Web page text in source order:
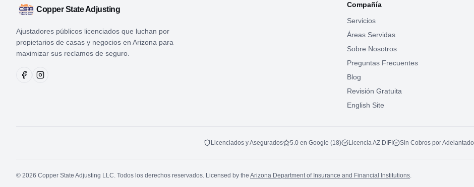
Copper State Adjusting
Ajustadores públicos licenciados que luchan por
propietarios de casas y negocios en Arizona para
maximizar sus reclamos de seguro.
Compañía
Servicios
Áreas Servidas
Sobre Nosotros
Preguntas Frecuentes
Blog
Revisión Gratuita
English Site
Licenciados y Asegurados 5.0 en Google (18) Licencia AZ DIFI Sin Cobros por Adelantado
© 2026 Copper State Adjusting LLC. Todos los derechos reservados. Licensed by the Arizona Department of Insurance and Financial Institutions.